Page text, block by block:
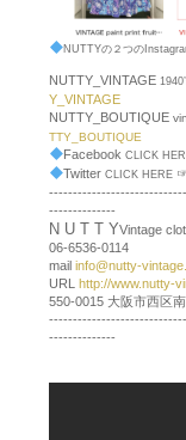
NUTTYの２つの
NUTTY_VINTAGE
Y_VINTAGE
NUTTY_BOUTIQUE
TTY_BOUTIQUE
Facebook CLICK
Twitter CLICK HERE
--------------
N U T T YVintage
06-6536-0114
mailinfo@nutty-
URLhttp://www.nutty-
550-0015 大阪市西区
--------------